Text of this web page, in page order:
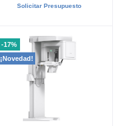
Solicitar Presupuesto
-17%
¡Novedad!